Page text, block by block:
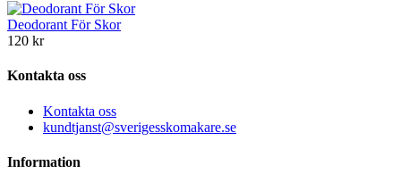
Deodorant För Skor
120 kr
Kontakta oss
Kontakta oss
kundtjanst@sverigesskomakare.se
Information